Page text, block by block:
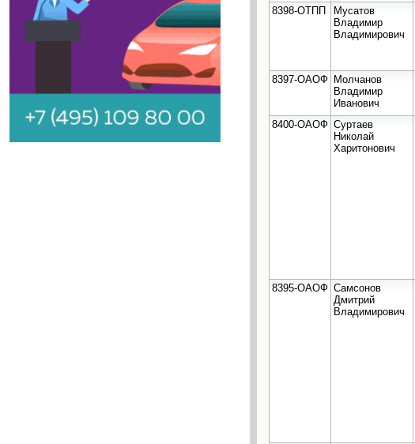
8398-ОТПП
Мусатов
Владимир
Владимирович
8397-ОАОФ Молчанов
Владимир
Иванович
8400-ОАОФ Суртаев
Николай
Харитонович
8395-ОАОФ Самсонов
Дмитрий
Владимирович